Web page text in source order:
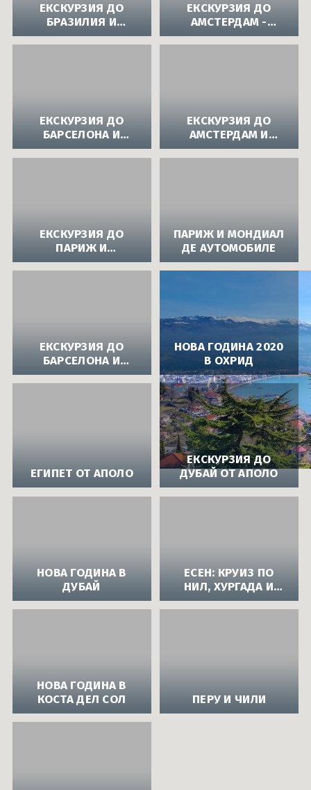
ЕКСКУРЗИЯ ДО
БРАЗИЛИЯ И
АРЖЕНТИНА ОТ
ЕКСКУРЗИЯ ДО
АМСТЕРДАМ -
КУКЕНХОФ - ЗААНСЕ
ЕКСКУРЗИЯ ДО
БАРСЕЛОНА И
МОНСЕРАТ ОТ
АПОЛО
ЕКСКУРЗИЯ ДО
АМСТЕРДАМ И
БРЮКСЕЛ
ЕКСКУРЗИЯ ДО
ПАРИЖ И
ДИСНИЛЕНД
ПАРИЖ И МОНДИАЛ
ДЕ АУТОМОБИЛЕ
ЕКСКУРЗИЯ ДО
БАРСЕЛОНА И
МОНСЕРАТ
НОВА ГОДИНА 2020
В ОХРИД
ЕГИПЕТ ОТ АПОЛО
ЕКСКУРЗИЯ ДО
ДУБАЙ ОТ АПОЛО
НОВА ГОДИНА В
ДУБАЙ
ЕСЕН: КРУИЗ ПО
НИЛ, ХУРГАДА И
КАЙРО С ВЪТРЕШЕН
ПОЛЕТ
НОВА ГОДИНА В
КОСТА ДЕЛ СОЛ
ПЕРУ И ЧИЛИ